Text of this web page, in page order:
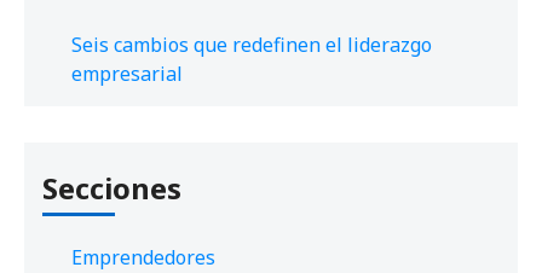
Seis cambios que redefinen el liderazgo
empresarial
Secciones
Emprendedores